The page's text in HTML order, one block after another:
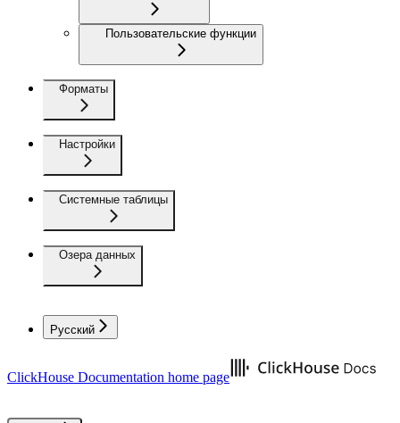
Пользовательские функции
Форматы
Настройки
Системные таблицы
Озера данных
Русский
ClickHouse Documentation home page